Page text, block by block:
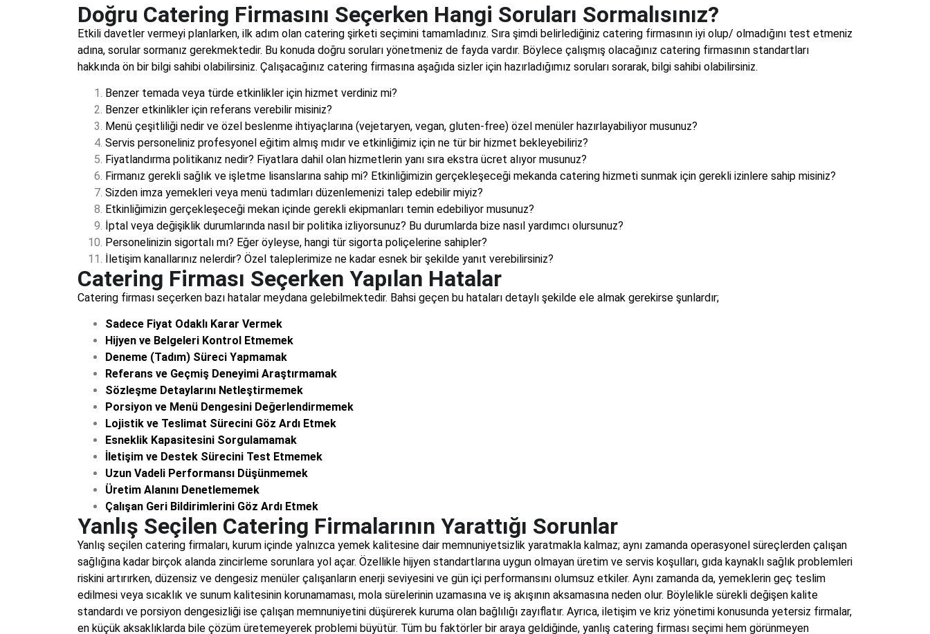
Doğru Catering Firmasını Seçerken Hangi Soruları Sormalısınız?
Etkili davetler vermeyi planlarken, ilk adım olan catering şirketi seçimini tamamladınız. Sıra şimdi belirlediğiniz catering firmasının iyi olup/ olmadığını test etmeniz
adına, sorular sormanız gerekmektedir. Bu konuda doğru soruları yönetmeniz de fayda vardır. Böylece çalışmış olacağınız catering firmasının standartları
hakkında ön bir bilgi sahibi olabilirsiniz. Çalışacağınız catering firmasına aşağıda sizler için hazırladığımız soruları sorarak, bilgi sahibi olabilirsiniz.
Benzer temada veya türde etkinlikler için hizmet verdiniz mi?
Benzer etkinlikler için referans verebilir misiniz?
Menü çeşitliliği nedir ve özel beslenme ihtiyaçlarına (vejetaryen, vegan, gluten-free) özel menüler hazırlayabiliyor musunuz?
Servis personeliniz profesyonel eğitim almış mıdır ve etkinliğimiz için ne tür bir hizmet bekleyebiliriz?
Fiyatlandırma politikanız nedir? Fiyatlara dahil olan hizmetlerin yanı sıra ekstra ücret alıyor musunuz?
Firmanız gerekli sağlık ve işletme lisanslarına sahip mi? Etkinliğimizin gerçekleşeceği mekanda catering hizmeti sunmak için gerekli izinlere sahip misiniz?
Sizden imza yemekleri veya menü tadımları düzenlemenizi talep edebilir miyiz?
Etkinliğimizin gerçekleşeceği mekan içinde gerekli ekipmanları temin edebiliyor musunuz?
İptal veya değişiklik durumlarında nasıl bir politika izliyorsunuz? Bu durumlarda bize nasıl yardımcı olursunuz?
Personelinizin sigortalı mı? Eğer öyleyse, hangi tür sigorta poliçelerine sahipler?
İletişim kanallarınız nelerdir? Özel taleplerimize ne kadar esnek bir şekilde yanıt verebilirsiniz?
Catering Firması Seçerken Yapılan Hatalar
Catering firması seçerken bazı hatalar meydana gelebilmektedir. Bahsi geçen bu hataları detaylı şekilde ele almak gerekirse şunlardır;
Sadece Fiyat Odaklı Karar Vermek
Hijyen ve Belgeleri Kontrol Etmemek
Deneme (Tadım) Süreci Yapmamak
Referans ve Geçmiş Deneyimi Araştırmamak
Sözleşme Detaylarını Netleştirmemek
Porsiyon ve Menü Dengesini Değerlendirmemek
Lojistik ve Teslimat Sürecini Göz Ardı Etmek
Esneklik Kapasitesini Sorgulamamak
İletişim ve Destek Sürecini Test Etmemek
Uzun Vadeli Performansı Düşünmemek
Üretim Alanını Denetlememek
Çalışan Geri Bildirimlerini Göz Ardı Etmek
Yanlış Seçilen Catering Firmalarının Yarattığı Sorunlar
Yanlış seçilen catering firmaları, kurum içinde yalnızca yemek kalitesine dair memnuniyetsizlik yaratmakla kalmaz; aynı zamanda operasyonel süreçlerden çalışan
sağlığına kadar birçok alanda zincirleme sorunlara yol açar. Özellikle hijyen standartlarına uygun olmayan üretim ve servis koşulları, gıda kaynaklı sağlık problemleri
riskini artırırken, düzensiz ve dengesiz menüler çalışanların enerji seviyesini ve gün içi performansını olumsuz etkiler. Aynı zamanda da, yemeklerin geç teslim
edilmesi veya sıcaklık ve sunum kalitesinin korunamaması, mola sürelerinin uzamasına ve iş akışının aksamasına neden olur. Böylelikle sürekli değişen kalite
standardı ve porsiyon dengesizliği ise çalışan memnuniyetini düşürerek kuruma olan bağlılığı zayıflatır. Ayrıca, iletişim ve kriz yönetimi konusunda yetersiz firmalar,
en küçük aksaklıklarda bile çözüm üretemeyerek problemi büyütür. Tüm bu faktörler bir araya geldiğinde, yanlış catering firması seçimi hem görünmeyen